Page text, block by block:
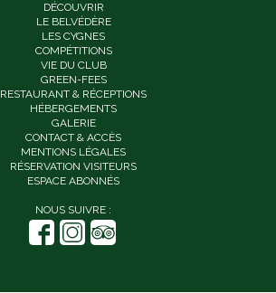
DÉCOUVRIR
LE BELVÉDÈRE
LES CYGNES
COMPÉTITIONS
VIE DU CLUB
GREEN-FEES
RESTAURANT & RÉCEPTIONS
HÉBERGEMENTS
GALERIE
CONTACT & ACCÈS
MENTIONS LÉGALES
RÉSERVATION VISITEURS
ESPACE ABONNÉS
NOUS SUIVRE :